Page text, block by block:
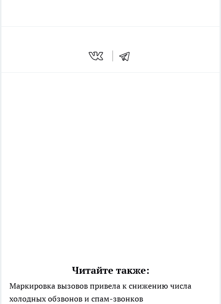
Читайте также:
Маркировка вызовов привела к снижению числа
холодных обзвонов и спам-звонков